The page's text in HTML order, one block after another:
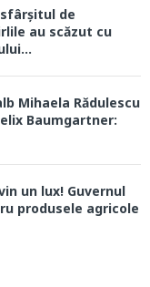
de
au scăzut cu
Mihaela Rădulescu
Baumgartner:
un lux! Guvernul
produsele agricole